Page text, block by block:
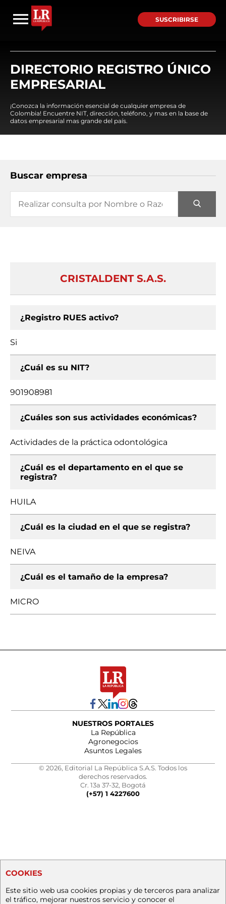
SUSCRIBIRSE
DIRECTORIO REGISTRO ÚNICO
EMPRESARIAL
¡Conozca la información esencial de cualquier empresa de
Colombia! Encuentre NIT, dirección, teléfono, y mas en la base de
datos empresarial mas grande del país.
Buscar empresa
CRISTALDENT S.A.S.
¿Registro RUES activo?
Si
¿Cuál es su NIT?
901908981
¿Cuáles son sus actividades económicas?
Actividades de la práctica odontológica
¿Cuál es el departamento en el que se
registra?
HUILA
¿Cuál es la ciudad en el que se registra?
NEIVA
¿Cuál es el tamaño de la empresa?
MICRO
NUESTROS PORTALES
La República
Agronegocios
Asuntos Legales
© 2026, Editorial La República S.A.S. Todos los
derechos reservados.
Cr. 13a 37-32, Bogotá
(+57) 1 4227600
COOKIES
Este sitio web usa cookies propias y de terceros para analizar
el tráfico, mejorar nuestros servicio y conocer el